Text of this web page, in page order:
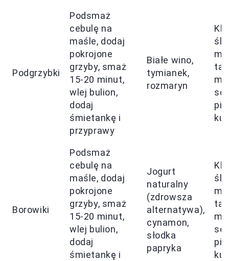
Podgrzybki
Podsmaż
cebulę na
maśle, dodaj
pokrojone
grzyby, smaż
15-20 minut,
wlej bulion,
dodaj
śmietankę i
przyprawy
Białe wino,
tymianek,
rozmaryn
Borowiki
Podsmaż
cebulę na
maśle, dodaj
pokrojone
grzyby, smaż
15-20 minut,
wlej bulion,
dodaj
śmietankę i
Jogurt
naturalny
(zdrowsza
alternatywa),
cynamon,
słodka
papryka